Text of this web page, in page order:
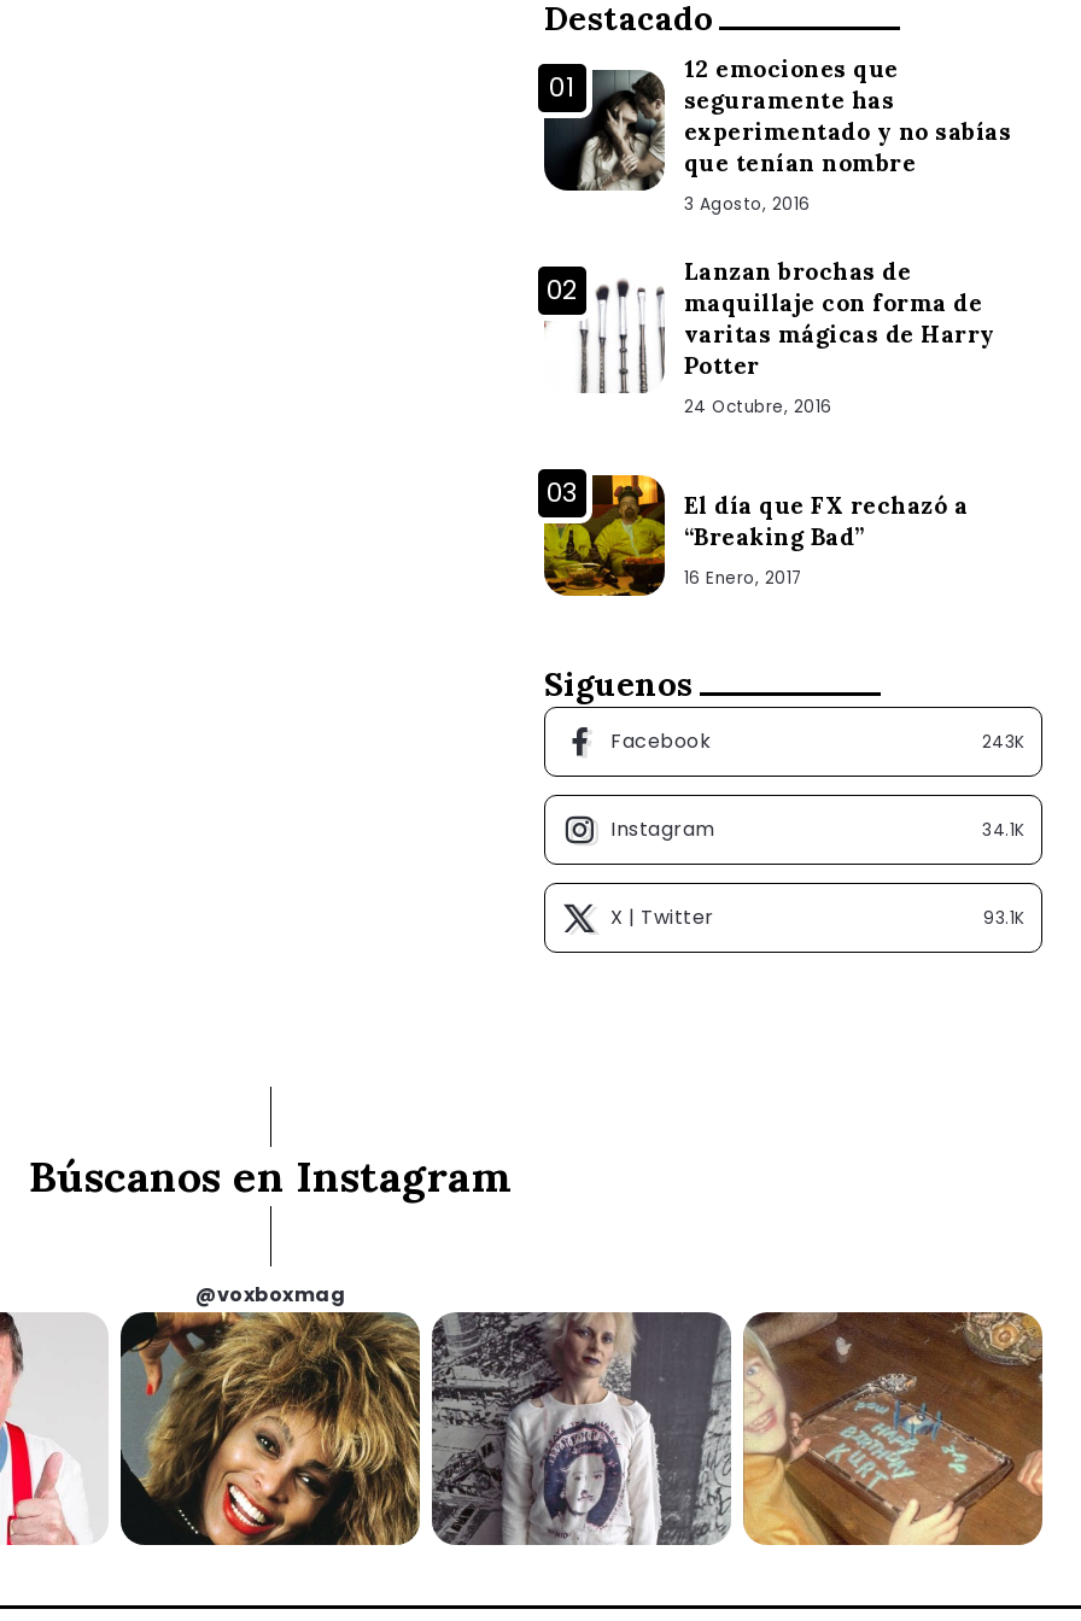
Destacado
12 emociones que
seguramente has
experimentado y no sabías
que tenían nombre
3 Agosto, 2016
Lanzan brochas de
maquillaje con forma de
varitas mágicas de Harry
Potter
24 Octubre, 2016
El día que FX rechazó a
“Breaking Bad”
16 Enero, 2017
Siguenos
Facebook 243K
Instagram 34.1K
X | Twitter 93.1K
Búscanos en Instagram
@voxboxmag